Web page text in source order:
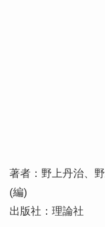
著者：野上丹治、
(編)
出版社：理論社